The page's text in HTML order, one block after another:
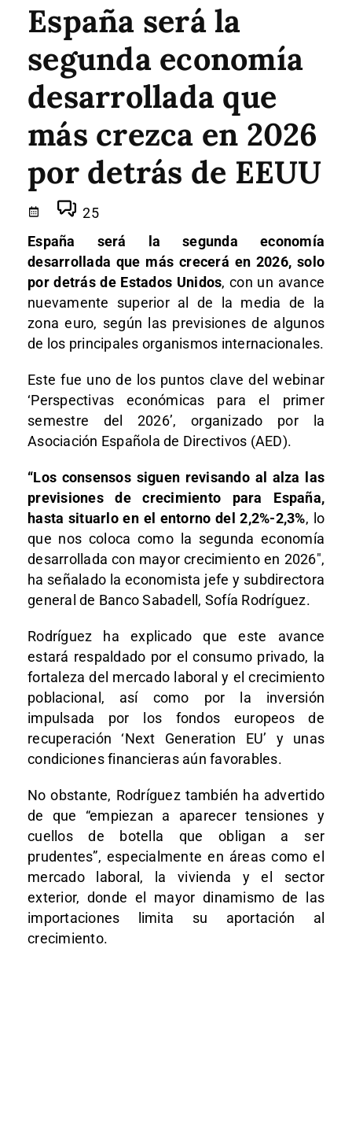
España será la
segunda economía
desarrollada que
más crezca en 2026
por detrás de EEUU
25
España será la segunda economía
desarrollada que más crecerá en 2026, solo
por detrás de Estados Unidos, con un avance
nuevamente superior al de la media de la
zona euro, según las previsiones de algunos
de los principales organismos internacionales.
Este fue uno de los puntos clave del webinar
‘Perspectivas económicas para el primer
semestre del 2026’, organizado por la
Asociación Española de Directivos (AED).
“Los consensos siguen revisando al alza las
previsiones de crecimiento para España,
hasta situarlo en el entorno del 2,2%-2,3%, lo
que nos coloca como la segunda economía
desarrollada con mayor crecimiento en 2026″,
ha señalado la economista jefe y subdirectora
general de Banco Sabadell, Sofía Rodríguez.
Rodríguez ha explicado que este avance
estará respaldado por el consumo privado, la
fortaleza del mercado laboral y el crecimiento
poblacional, así como por la inversión
impulsada por los fondos europeos de
recuperación ‘Next Generation EU’ y unas
condiciones financieras aún favorables.
No obstante, Rodríguez también ha advertido
de que “empiezan a aparecer tensiones y
cuellos de botella que obligan a ser
prudentes”, especialmente en áreas como el
mercado laboral, la vivienda y el sector
exterior, donde el mayor dinamismo de las
importaciones limita su aportación al
crecimiento.